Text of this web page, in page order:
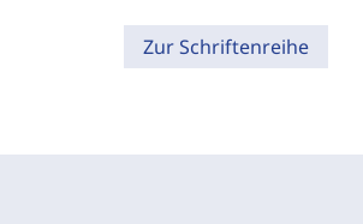
Zur Schriftenreihe